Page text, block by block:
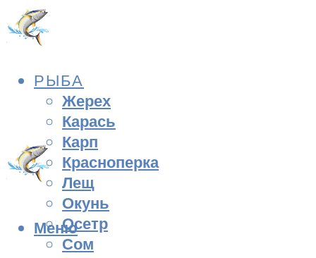
РЫБА
Жерех
Карась
Карп
Красноперка
Лещ
Окунь
Осетр
Сом
Меню